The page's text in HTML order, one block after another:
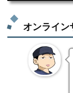
オンライン